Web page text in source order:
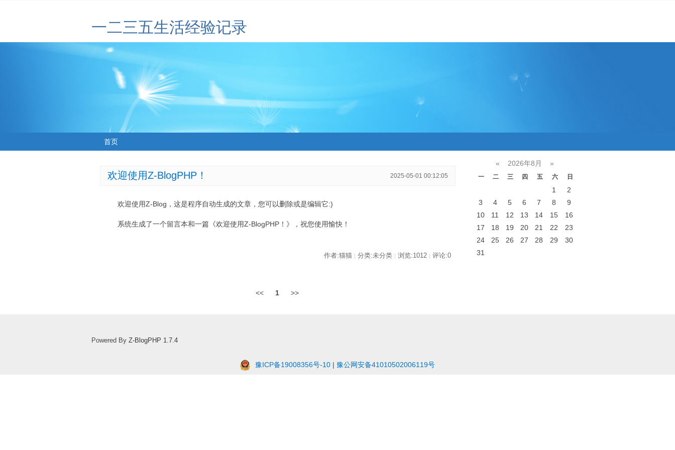
一二三五生活经验记录
首页
欢迎使用Z-BlogPHP！ 2025-05-01 00:12:05
欢迎使用Z-Blog，这是程序自动生成的文章，您可以删除或是编辑它:)
系统生成了一个留言本和一篇《欢迎使用Z-BlogPHP！》，祝您使用愉快！
作者:猫猫 | 分类:未分类 | 浏览:1012 | 评论:0
<< 1 >>
« 2026年8月 »
一 二 三 四 五 六 日
1
2
3
4 5 6 7 8
9
10
11 12 13 14 15
16
17
18 19 20 21 22
23
24
25 26 27 28 29
30
31
Powered By Z-BlogPHP 1.7.4
豫ICP备19008356号-10 | 豫公网安备41010502006119号